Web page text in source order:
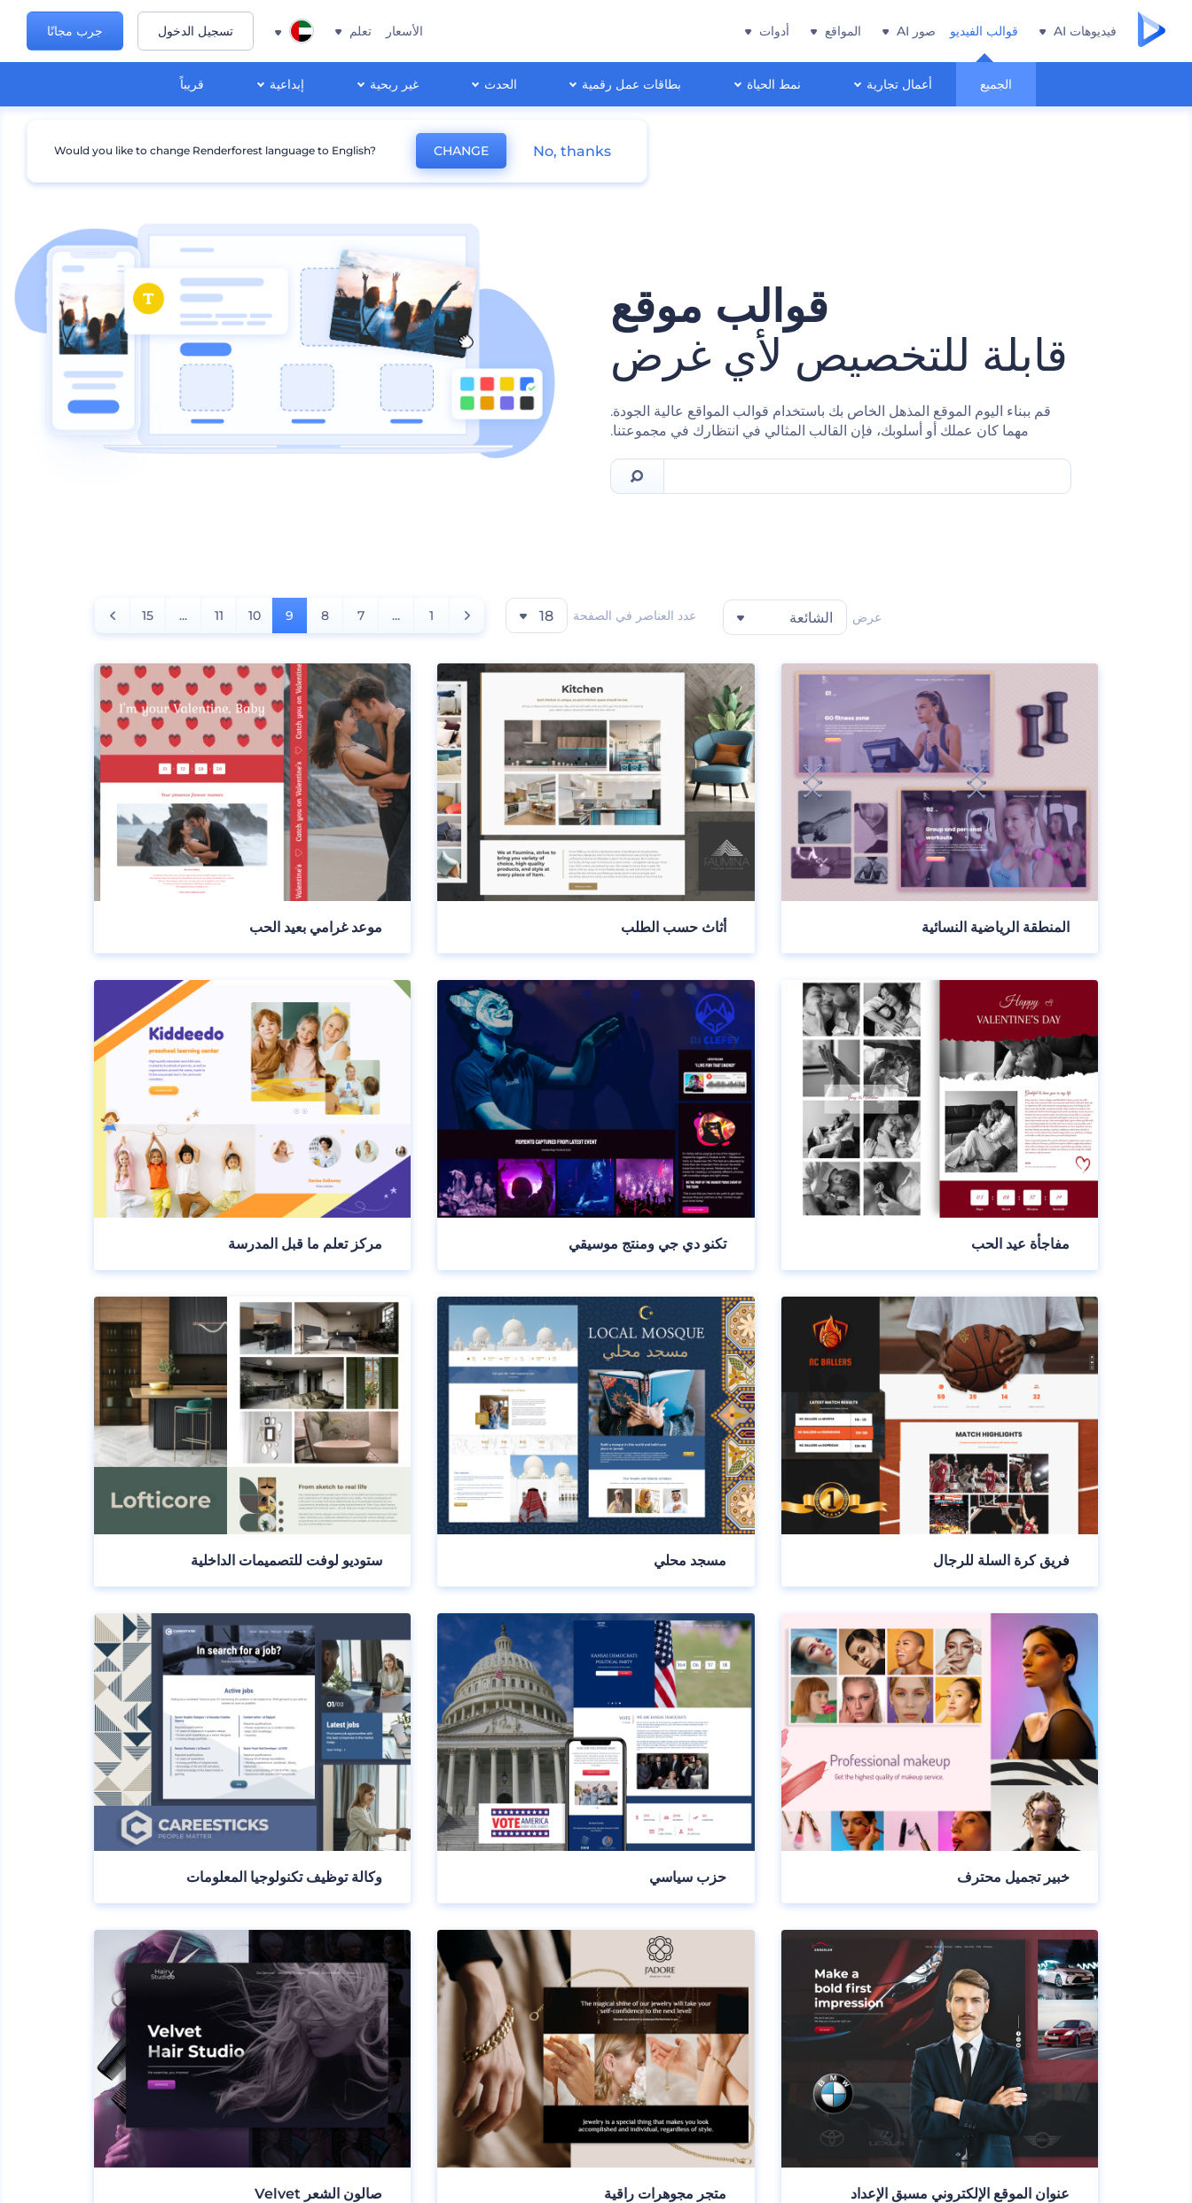
فيديوهات AI قوالب الفيديو
الجميع أعمال تجارية نمط الحياة بطاقات عمل رقمية الحدث غير ربحية إبداعية قريباً
صور AI المواقع أدوات الأسعار تعلم تسجيل الدخول جرب مجانًا
قوالب موقع
قابلة للتخصيص لأي غرض
قم ببناء اليوم الموقع المذهل الخاص بك باستخدام قوالب المواقع عالية الجودة.
مهما كان عملك أو أسلوبك، فإن القالب المثالي في انتظارك في مجموعتنا.
عرض الشائعة عدد العناصر في الصفحة 18
1
...
7
8
9
10
11
...
15
المنطقة الرياضية النسائية أثاث حسب الطلب موعد غرامي بعيد الحب
مفاجأة عيد الحب تكنو دي جي ومنتج موسيقي مركز تعلم ما قبل المدرسة
فريق كرة السلة للرجال مسجد محلي ستوديو لوفت للتصميمات الداخلية
خبير تجميل محترف حزب سياسي وكالة توظيف تكنولوجيا المعلومات
عنوان الموقع الإلكتروني مسبق الإعداد متجر مجوهرات راقية صالون الشعر Velvet
Would you like to change Renderforest language to English? CHANGE No, thanks